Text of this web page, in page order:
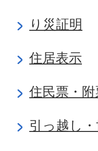
り災証明
住居表示
住民票・附
引っ越し